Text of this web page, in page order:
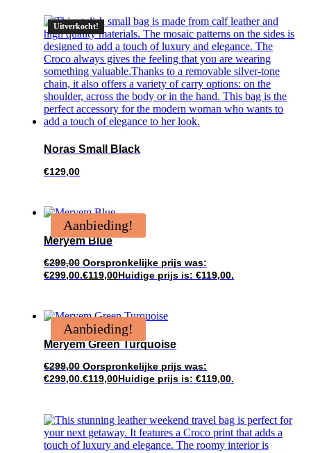
Uitverkocht!
Noras Small Black
€129,00
Aanbieding!
Meryem Blue
€299,00 Oorspronkelijke prijs was:
€299,00.€119,00Huidige prijs is: €119,00.
Aanbieding!
Meryem Green Turquoise
€299,00 Oorspronkelijke prijs was:
€299,00.€119,00Huidige prijs is: €119,00.